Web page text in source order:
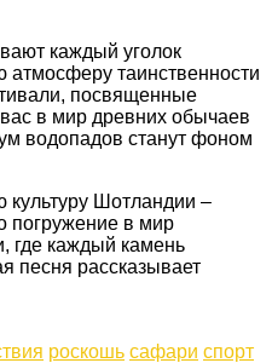
каждый уголок
атмосферу таинственности
посвященные
вас в мир древних обычаев
водопадов станут фоном
культуру Шотландии –
погружение в мир
где каждый камень
песня рассказывает
роскошь сафари спорт